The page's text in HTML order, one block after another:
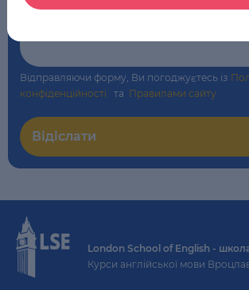
Відправляючи форму, Ви погоджуєтесь із
конфіденційності та Правилами сайту
Відіслати
London School of English -
Курси англійської мови